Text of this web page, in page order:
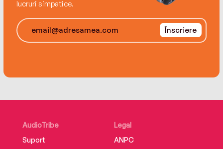
lucruri simpatice.
Înscriere
AudioTribe
Suport
Legal
ANPC